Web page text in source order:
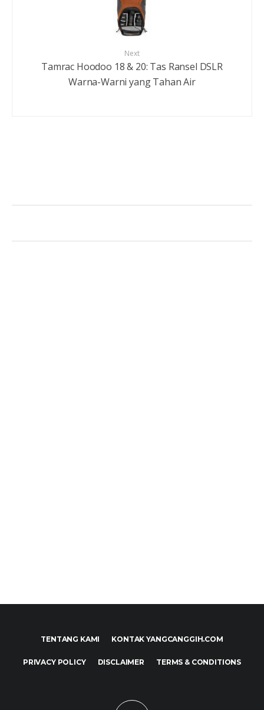
Next
Tamrac Hoodoo 18 & 20: Tas Ransel DSLR
Warna-Warni yang Tahan Air
TENTANG KAMI KONTAK YANGCANGGIH.COM
PRIVACY POLICY DISCLAIMER TERMS & CONDITIONS